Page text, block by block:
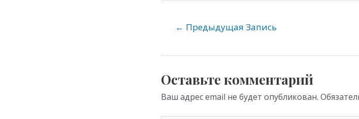
o
as
s
ni
ki
gr
m
s
p
p
← Предыдущая Запись
Оставьте комментарий
Ваш адрес email не будет опубликован.